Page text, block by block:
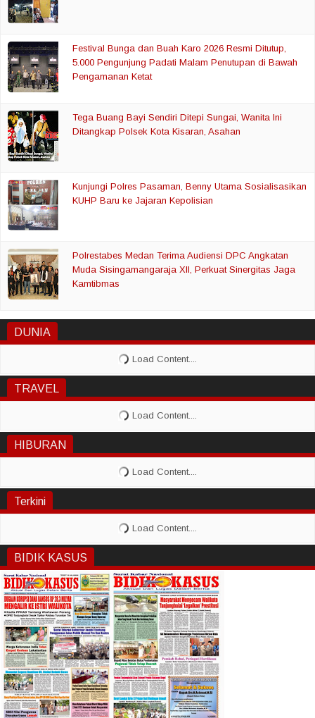
Festival Bunga dan Buah Karo 2026 Resmi Ditutup,
5.000 Pengunjung Padati Malam Penutupan di Bawah
Pengamanan Ketat
Tega Buang Bayi Sendiri Ditepi Sungai, Wanita Ini
Ditangkap Polsek Kota Kisaran, Asahan
Kunjungi Polres Pasaman, Benny Utama Sosialisasikan
KUHP Baru ke Jajaran Kepolisian
Polrestabes Medan Terima Audiensi DPC Angkatan
Muda Sisingamangaraja XII, Perkuat Sinergitas Jaga
Kamtibmas
DUNIA
TRAVEL
HIBURAN
Terkini
BIDIK KASUS